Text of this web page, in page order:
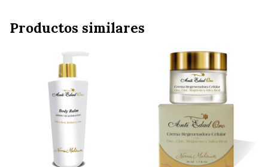
Productos similares